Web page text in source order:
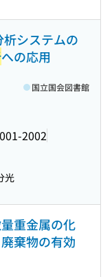
システムの
への応用
2002
国立国会図書館
光
重金属の化
棄物の有効